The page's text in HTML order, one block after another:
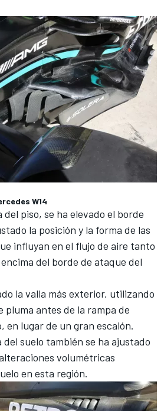
W14
piso, se ha elevado el borde
la posición y la forma de las
influyan en el flujo de aire tanto
del borde de ataque del
la valla más exterior, utilizando
pluma antes de la rampa de
en lugar de un gran escalón.
suelo también se ha ajustado
volumétricas
en esta región.